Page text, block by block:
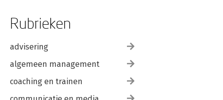
Rubrieken
advisering
algemeen management
coaching en trainen